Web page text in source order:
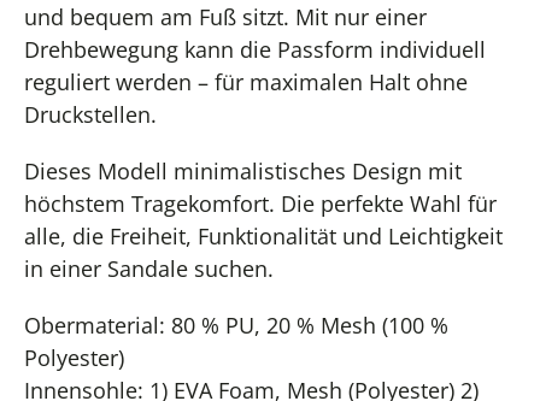
und bequem am Fuß sitzt. Mit nur einer
Drehbewegung kann die Passform individuell
reguliert werden – für maximalen Halt ohne
Druckstellen.
Dieses Modell minimalistisches Design mit
höchstem Tragekomfort. Die perfekte Wahl für
alle, die Freiheit, Funktionalität und Leichtigkeit
in einer Sandale suchen.
Obermaterial: 80 % PU, 20 % Mesh (100 %
Polyester)
Innensohle: 1) EVA Foam, Mesh (Polyester) 2)